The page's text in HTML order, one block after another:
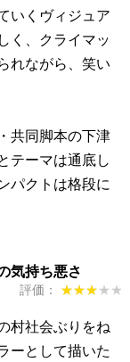
いくヴィジュア
く、クライマッ
れながら、笑い
共同脚本の下津
テーマは通底し
パクトは格段に
気持ち悪さ
評価： ★★★★★
★★★★★
村社会ぶりをね
ーとして描いた